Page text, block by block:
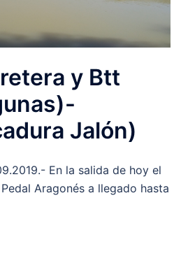
y Btt
Jalón)
En la salida de hoy el
Aragonés a llegado hasta